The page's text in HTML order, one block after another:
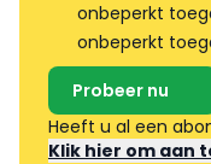
onbeperkt
onbeperkt
Probeer nu
Heeft u al een
Klik hier om aan